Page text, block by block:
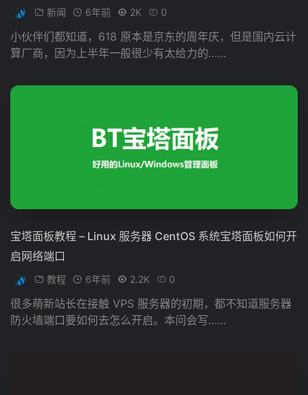
新闻 6年前 2K 0
小伙伴们都知道，618 原本是京东的周年庆，但是国内云计
算厂商，因为上半年一般很少有太给力的……
宝塔面板教程 – Linux 服务器 CentOS 系统宝塔面板如何开
启网络端口
教程 6年前 2.2K 0
很多萌新站长在接触 VPS 服务器的初期，都不知道服务器
防火墙端口要如何去怎么开启。本问会写……